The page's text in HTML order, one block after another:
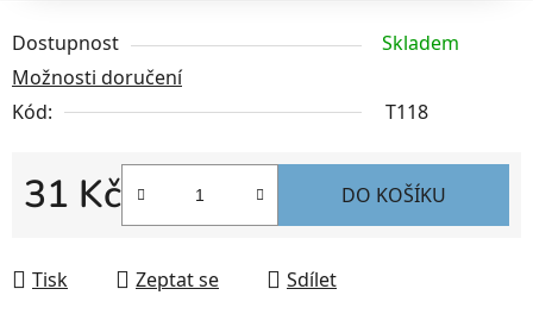
Dostupnost
Skladem
Možnosti doručení
Kód:
T118
31 Kč
Měrná cena:
DO KOŠÍKU
Tisk Zeptat se Sdílet